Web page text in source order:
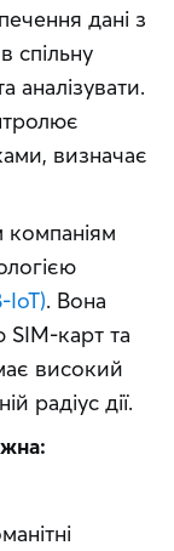
дані з
спільну
аналізувати.
визначає
компаніям
IoT). Вона
карт та
високий
радіус дії.